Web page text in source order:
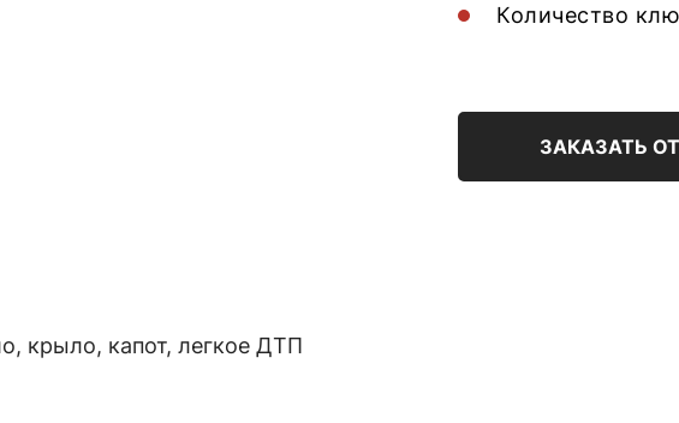
Количество
ЗАКАЗАТЬ
крыло, капот, легкое ДТП